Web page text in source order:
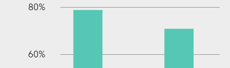
80%
60%